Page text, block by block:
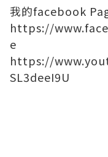
我的facebook
https://
e
https://
SL3deeI9U